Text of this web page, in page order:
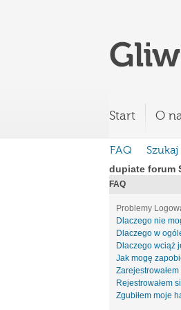
Start O
FAQ Szukaj
dupiate forum
FAQ
Problemy
Dlaczego nie
Dlaczego w
Dlaczego wciąż
Jak mogę
Rejestrowałem
Zgubiłem moje